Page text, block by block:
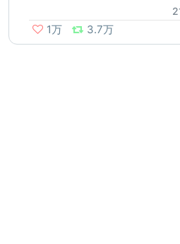
1万 3.7万